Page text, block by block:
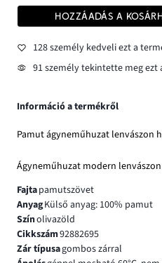
HOZZÁADÁS A
128 személy kedveli ezt a
91 személy tekintette meg
Információ a termékről
Pamut ágyneműhuzat lenvászon
Ágyneműhuzat modern
Fajtapamutszövet
AnyagKülső anyag: 100% pamut
Színolivazöld
Cikkszám92882695
Zár típusagombos zárral